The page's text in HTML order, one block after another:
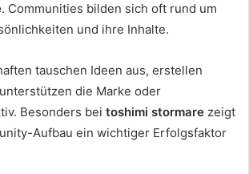
. Communities bilden sich oft rund um
und ihre Inhalte.
tauschen Ideen aus, erstellen
die Marke oder
Besonders bei toshimi stormare zeigt
Aufbau ein wichtiger Erfolgsfaktor